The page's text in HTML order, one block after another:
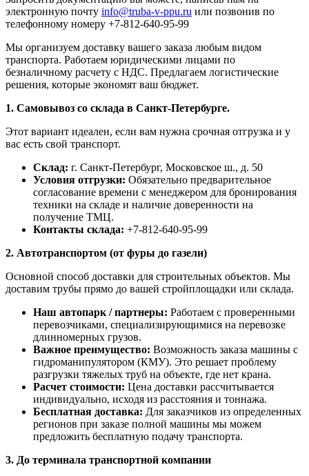
электронную почту info@truba-v-ppu.ru или позвонив по
телефонному номеру +7-812-640-95-99
Мы организуем доставку вашего заказа любым видом
транспорта. Работаем юридическими лицами по
безналичному расчету с НДС. Предлагаем логистические
решения, которые экономят ваш бюджет.
1. Самовывоз со склада в Санкт-Петербурге.
Этот вариант идеален, если вам нужна срочная отгрузка и у
вас есть свой транспорт.
Склад: г. Санкт-Петербург, Московское ш., д. 50
Условия отгрузки: Обязательно предварительное
согласование времени с менеджером для бронирования
техники на складе и наличие доверенности на
получение ТМЦ.
Контакты склада: +7-812-640-95-99
2. Автотранспортом (от фуры до газели)
Основной способ доставки для строительных объектов. Мы
доставим трубы прямо до вашей стройплощадки или склада.
Наш автопарк / партнеры: Работаем с проверенными
перевозчиками, специализирующимися на перевозке
длинномерных грузов.
Важное преимущество: Возможность заказа машины с
гидроманипулятором (КМУ). Это решает проблему
разгрузки тяжелых труб на объекте, где нет крана.
Расчет стоимости: Цена доставки рассчитывается
индивидуально, исходя из расстояния и тоннажа.
Бесплатная доставка: Для заказчиков из определенных
регионов при заказе полной машины мы можем
предложить бесплатную подачу транспорта.
3. До терминала транспортной компании